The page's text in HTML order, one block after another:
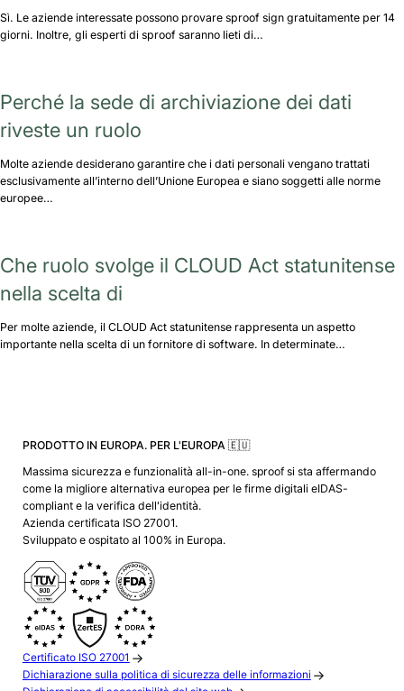
Sì. Le aziende interessate possono provare sproof sign gratuitamente per 14
giorni. Inoltre, gli esperti di sproof saranno lieti di…
Perché la sede di archiviazione dei dati
riveste un ruolo
Molte aziende desiderano garantire che i dati personali vengano trattati
esclusivamente all’interno dell’Unione Europea e siano soggetti alle norme
europee…
Che ruolo svolge il CLOUD Act statunitense
nella scelta di
Per molte aziende, il CLOUD Act statunitense rappresenta un aspetto
importante nella scelta di un fornitore di software. In determinate…
PRODOTTO IN EUROPA. PER L'EUROPA 🇪🇺
Massima sicurezza e funzionalità all-in-one. sproof si sta affermando
come la migliore alternativa europea per le firme digitali eIDAS-
compliant e la verifica dell'identità.
Azienda certificata ISO 27001.
Sviluppato e ospitato al 100% in Europa.
Certificato ISO 27001
Dichiarazione sulla politica di sicurezza delle informazioni